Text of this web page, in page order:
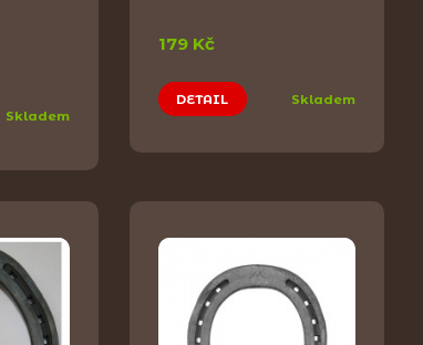
Skladem
179 Kč
DETAIL Skladem